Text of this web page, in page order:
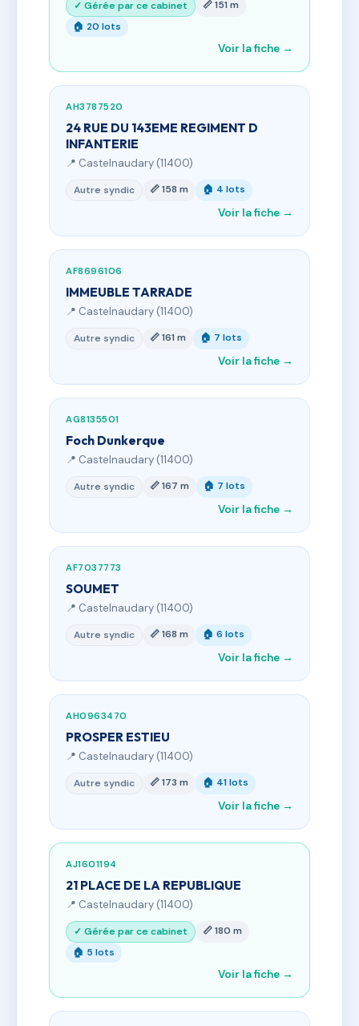
✓ Gérée par ce cabinet
📏 151 m
🏠 20 lots
Voir la fiche →
AH3787520
24 RUE DU 143EME REGIMENT D
INFANTERIE
📍 Castelnaudary (11400)
Autre syndic 📏 158 m 🏠 4 lots
Voir la fiche →
AF8696106
IMMEUBLE TARRADE
📍 Castelnaudary (11400)
Autre syndic 📏 161 m 🏠 7 lots
Voir la fiche →
AG8135501
Foch Dunkerque
📍 Castelnaudary (11400)
Autre syndic 📏 167 m 🏠 7 lots
Voir la fiche →
AF7037773
SOUMET
📍 Castelnaudary (11400)
Autre syndic 📏 168 m 🏠 6 lots
Voir la fiche →
AH0963470
PROSPER ESTIEU
📍 Castelnaudary (11400)
Autre syndic 📏 173 m 🏠 41 lots
Voir la fiche →
AJ1601194
21 PLACE DE LA REPUBLIQUE
📍 Castelnaudary (11400)
✓ Gérée par ce cabinet
📏 180 m
🏠 5 lots
Voir la fiche →